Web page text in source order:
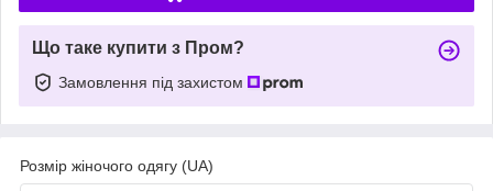
Що таке купити з Пром?
Замовлення під захистом
Розмір жіночого одягу (UA)